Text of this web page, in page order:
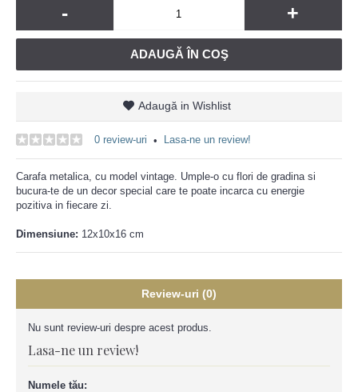
- +
ADAUGĂ ÎN COŞ
Adaugă in Wishlist
0 review-uri • Lasa-ne un review!
Carafa metalica, cu model vintage. Umple-o cu flori de gradina si
bucura-te de un decor special care te poate incarca cu energie
pozitiva in fiecare zi.
Dimensiune: 12x10x16 cm
Review-uri (0)
Nu sunt review-uri despre acest produs.
Lasa-ne un review!
Numele tău: